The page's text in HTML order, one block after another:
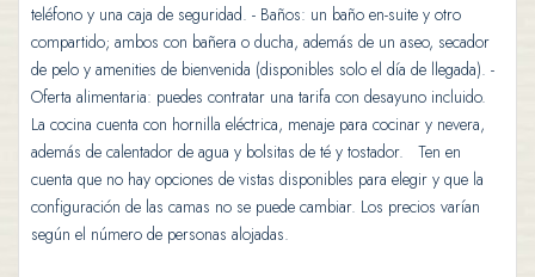
teléfono y una caja de seguridad. - Baños: un baño en-suite y otro
compartido; ambos con bañera o ducha, además de un aseo, secador
de pelo y amenities de bienvenida (disponibles solo el día de llegada). -
Oferta alimentaria: puedes contratar una tarifa con desayuno incluido.
La cocina cuenta con hornilla eléctrica, menaje para cocinar y nevera,
además de calentador de agua y bolsitas de té y tostador. Ten en
cuenta que no hay opciones de vistas disponibles para elegir y que la
configuración de las camas no se puede cambiar. Los precios varían
según el número de personas alojadas.